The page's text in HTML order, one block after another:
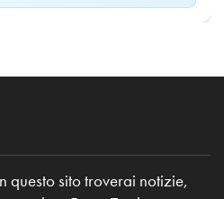
questo sito troverai notizie,